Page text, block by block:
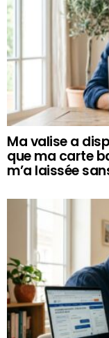
Ma valise a
que ma carte
m’a laissée